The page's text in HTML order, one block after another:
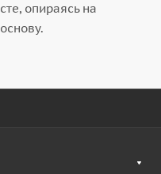
опираясь на